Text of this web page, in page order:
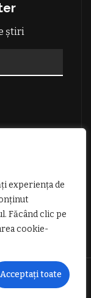
experiența de
Făcând clic pe
cookie-
Acceptați toate
știri
NOI
| Site creat cu